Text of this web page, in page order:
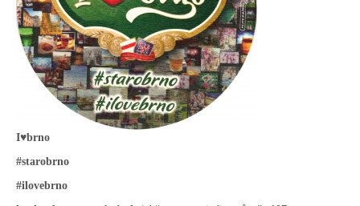
I♥brno
#starobrno
#ilovebrno